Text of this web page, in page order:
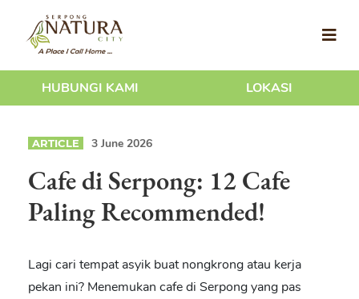
HUBUNGI KAMI LOKASI
ARTICLE 3 June 2026
Cafe di Serpong: 12 Cafe
Paling Recommended!
Lagi cari tempat asyik buat nongkrong atau kerja
pekan ini? Menemukan cafe di Serpongyang pas